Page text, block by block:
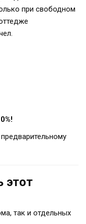
при свободном
этот
так и отдельных